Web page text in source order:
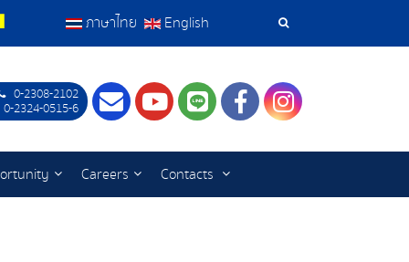
Search
ภาษาไทย English
0-2308-2102
2324-0515-6
ContactYoutube
LINEFacebookInstagram
Careers Contacts